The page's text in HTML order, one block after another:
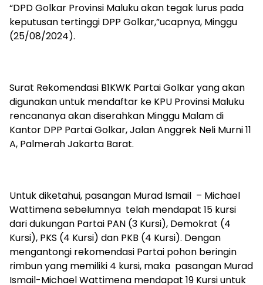
“DPD Golkar Provinsi Maluku akan tegak lurus pada
keputusan tertinggi DPP Golkar,”ucapnya, Minggu
(25/08/2024).
Surat Rekomendasi B1KWK Partai Golkar yang akan
digunakan untuk mendaftar ke KPU Provinsi Maluku
rencananya akan diserahkan Minggu Malam di
Kantor DPP Partai Golkar, Jalan Anggrek Neli Murni 11
A, Palmerah Jakarta Barat.
Untuk diketahui, pasangan Murad Ismail – Michael
Wattimena sebelumnya telah mendapat 15 kursi
dari dukungan Partai PAN (3 Kursi), Demokrat (4
Kursi), PKS (4 Kursi) dan PKB (4 Kursi). Dengan
mengantongi rekomendasi Partai pohon beringin
rimbun yang memiliki 4 kursi, maka pasangan Murad
Ismail-Michael Wattimena mendapat 19 Kursi untuk